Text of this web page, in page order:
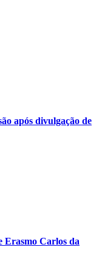
após divulgação de
Erasmo Carlos da